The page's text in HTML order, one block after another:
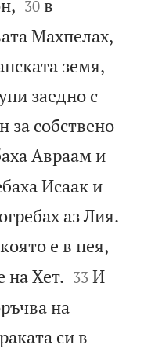
30 в
Махпелах,
земя,
заедно с
за собствено
Авраам и
Исаак и
аз Лия.
е в нея,
на Хет. 

33 И
на
си в